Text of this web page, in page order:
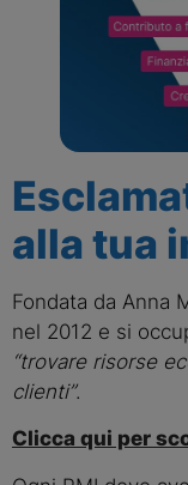
alla tua
Fondata da Anna
nel 2012 e si
“trovare risorse
clienti”.
Clicca qui per